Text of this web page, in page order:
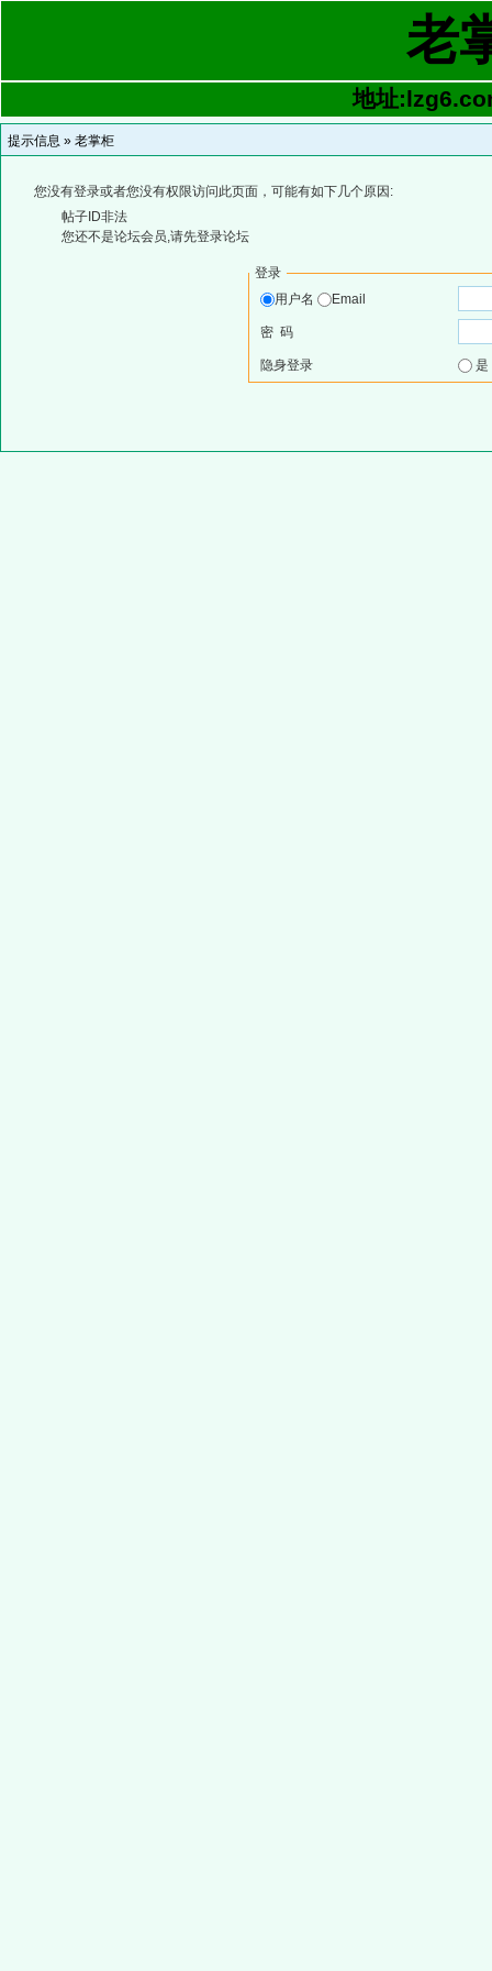
老
地址
提示信息 » 老掌柜
您没有登录或者您没有权限访问此页面，可能有如下几个原因:
帖子ID非法
您还不是论坛会员,请先登录论坛
登录
用户名
Email
密 码
隐身登录